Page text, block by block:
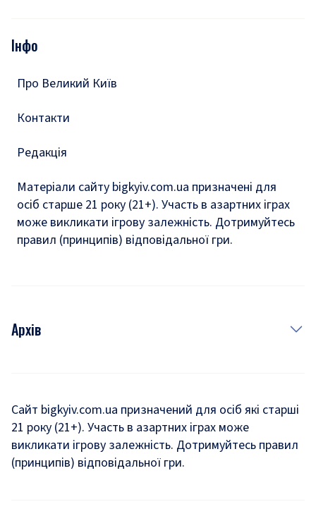
Подкасти
Тести
Інфо
Про Великий Київ
Контакти
Редакція
Матеріали сайту bigkyiv.com.ua призначені для
осіб старше 21 року (21+). Участь в азартних іграх
може викликати ігрову залежність. Дотримуйтесь
правил (принципів) відповідальної гри.
Архів
Комуналка
Хроніки війни
Сайт bigkyiv.com.ua призначений для осіб які старші
21 року (21+). Участь в азартних іграх може
викликати ігрову залежність. Дотримуйтесь правил
(принципів) відповідальної гри.